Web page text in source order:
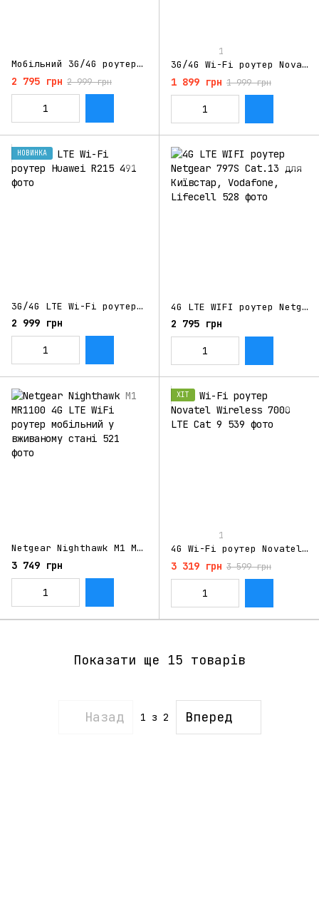
Мобільний 3G/4G роутер Huawei E5573s-156
2 795 грн 2 999 грн
1
3G/4G Wi-Fi роутер Novatel 7730L
1 899 грн 1 999 грн
НОВИНКА
3G/4G LTE Wi-Fi роутер Huawei R215
2 999 грн
4G LTE WIFI роутер Netgear 797S Cat.13 для Київстар, Vodafone, Lifecell
2 795 грн
Netgear Nighthawk M1 MR1100 4G LTE WiFi роутер мобільний у вживаному стані
3 749 грн
ХІТ
1
4G Wi-Fi роутер Novatel Wireless 7000 LTE Cat 9
3 319 грн 3 599 грн
Показати ще 15 товарів
Назад 1 з 2 Вперед